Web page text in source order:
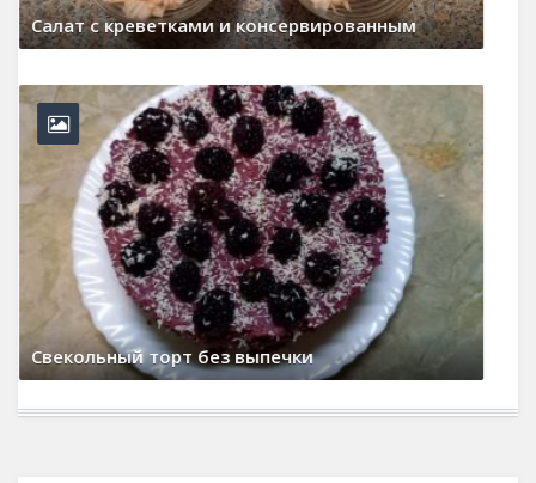
Шоколадное печенье
Икра из свеклы